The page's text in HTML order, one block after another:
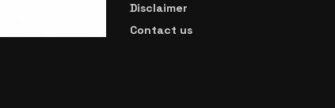
Disclaimer
Contact us